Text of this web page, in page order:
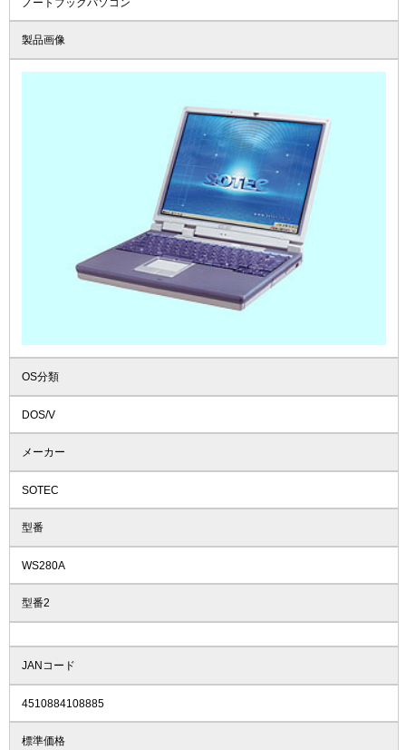
製品画像
OS分類
DOS/V
メーカー
SOTEC
型番
WS280A
型番2
JANコード
4510884108885
標準価格